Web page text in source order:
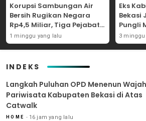
Korupsi Sambungan Air
Bersih Rugikan Negara
Rp4,5 Miliar, Tiga Pejabat
Perumda Dijerat
1 minggu yang lalu
Eks
Bekasi
Pungli
3 minggu
INDEKS
Langkah Puluhan OPD Menenun Wajah
Pariwisata Kabupaten Bekasi di Atas
Catwalk
HOME 16 jam yang lalu